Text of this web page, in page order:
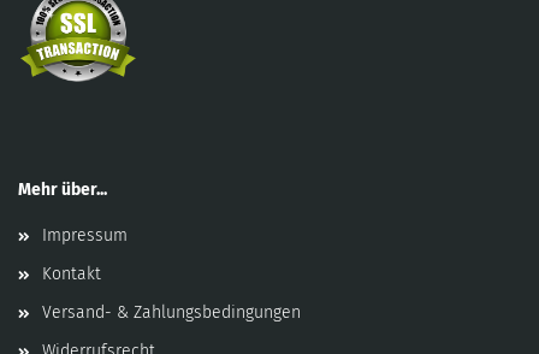
Mehr über...
Impressum
Kontakt
Versand- & Zahlungsbedingungen